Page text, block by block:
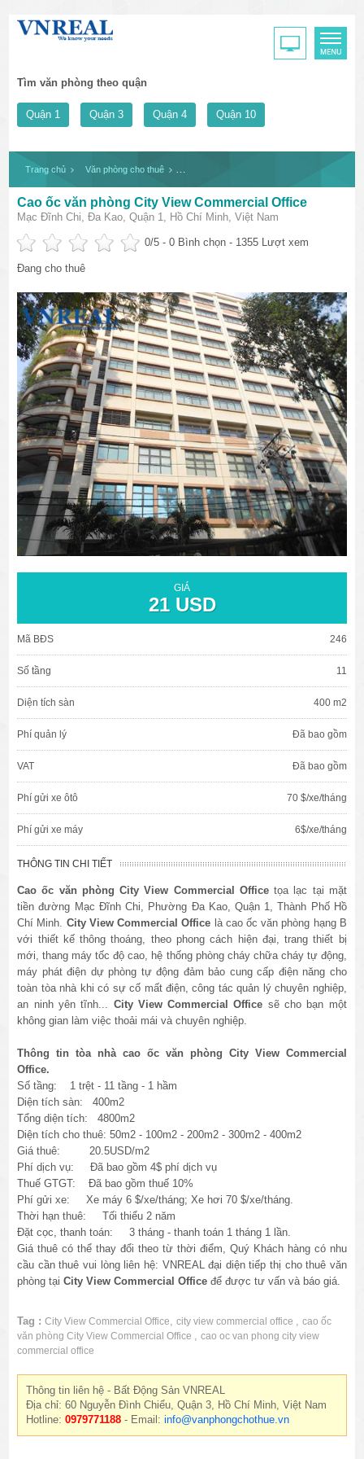
Tìm văn phòng theo quận
Quận 1 Quận 3 Quận 4 Quận 10
Trang chủ Văn phòng cho thuê
Cao ốc văn phòng City View Commercial Office
Mạc Đĩnh Chi, Đa Kao, Quận 1, Hồ Chí Minh, Việt Nam
0/5 -0 Bình chọn - 1355 Lượt xem
Đang cho thuê
GIÁ
21 USD
Mã BĐS 246
Số tầng 11
Diện tích sàn 400 m2
Phí quản lý Đã bao gồm
VAT Đã bao gồm
Phí gửi xe ôtô 70 $/xe/tháng
Phí gửi xe máy 6$/xe/tháng
THÔNG TIN CHI TIẾT
Cao ốc văn phòngCity View Commercial Officetọa lạc tại mặt
tiền đường Mạc Đĩnh Chi, Phường Đa Kao, Quận 1, Thành Phố Hồ
Chí Minh. City View Commercial Office là cao ốc văn phòng hạng B
với thiết kế thông thoáng, theo phong cách hiện đại, trang thiết bị
mới, thang máy tốc độ cao, hệ thống phòng cháy chữa cháy tự động,
máy phát điện dự phòng tự động đảm bảo cung cấp điện năng cho
toàn tòa nhà khi có sự cố mất điện, công tác quản lý chuyên nghiệp,
an ninh yên tĩnh... City View Commercial Office sẽ cho bạn một
không gian làm việc thoải mái và chuyên nghiệp.
Thông tin tòa nhà cao ốc văn phòng City View Commercial
Office.
Số tầng: 1 trệt - 11 tầng - 1 hầm
Diện tích sàn: 400m2
Tổng diện tích: 4800m2
Diện tích cho thuê: 50m2 - 100m2 - 200m2 - 300m2 - 400m2
Giá thuê: 20.5USD/m2
Phí dịch vụ: Đã bao gồm 4$ phí dịch vụ
Thuế GTGT: Đã bao gồm thuế 10%
Phí gửi xe: Xe máy 6 $/xe/tháng; Xe hơi 70 $/xe/tháng.
Thời hạn thuê: Tối thiểu 2 năm
Đặt cọc, thanh toán: 3 tháng - thanh toán 1 tháng 1 lần.
Giá thuê có thể thay đổi theo từ thời điểm, Quý Khách hàng có nhu
cầu cần thuê vui lòng liên hệ: VNREAL đại diện tiếp thị cho thuê văn
phòng tạiCity View Commercial Office để được tư vấn và báo giá.
Tag : City View Commercial Office,city view commercial office ,cao ốc
văn phòng City View Commercial Office ,cao oc van phong city view
commercial office
Thông tin liên hệ - Bất Động Sản VNREAL
Địa chỉ: 60 Nguyễn Đình Chiểu, Quận 3, Hồ Chí Minh, Việt Nam
Hotline:0979771188 - Email:info@vanphongchothue.vn
văn phòng cho thuê quận 3
văn phòng quận 1
văn phòng quận 3
cao ốc văn phòng quận 1
cao ốc văn phòng quận 3